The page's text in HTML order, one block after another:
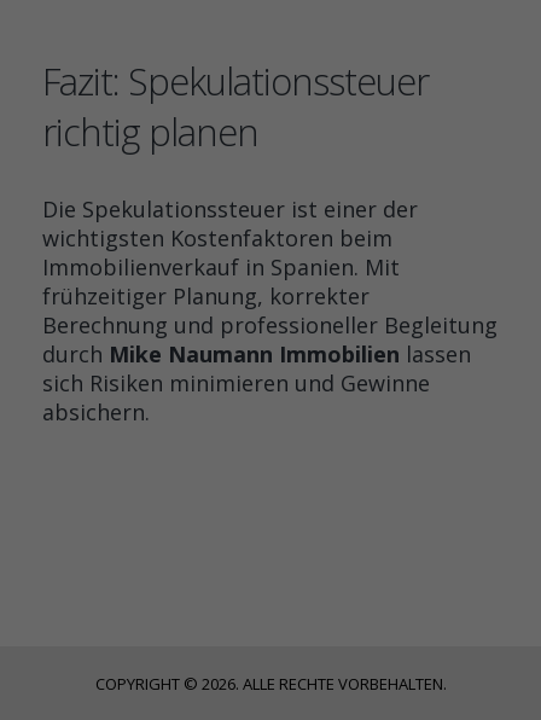
Fazit: Spekulationssteuer
richtig planen
Die Spekulationssteuer ist einer der
wichtigsten Kostenfaktoren beim
Immobilienverkauf in Spanien. Mit
frühzeitiger Planung, korrekter
Berechnung und professioneller Begleitung
durch Mike Naumann Immobilien lassen
sich Risiken minimieren und Gewinne
absichern.
COPYRIGHT © 2026. ALLE RECHTE VORBEHALTEN.